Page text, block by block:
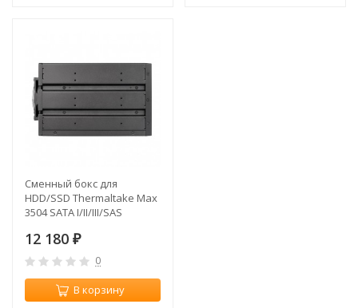
Сменный бокс для
HDD/SSD Thermaltake Max
3504 SATA I/II/III/SAS
12 180 ₽
0
В корзину